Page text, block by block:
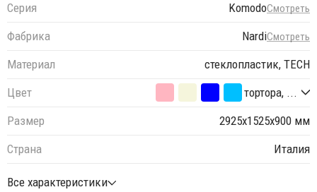
Серия KomodoСмотреть
Фабрика NardiСмотреть
Материал
стеклопластик, TECH
Цвет
тортора, ...
Размер
2925х1525х900 мм
Страна
Италия
Все характеристики